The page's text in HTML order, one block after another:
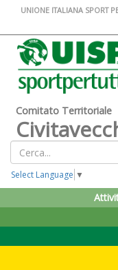
UNIONE ITALIANA SPORT
Comitato Territoriale
Select Language ▼